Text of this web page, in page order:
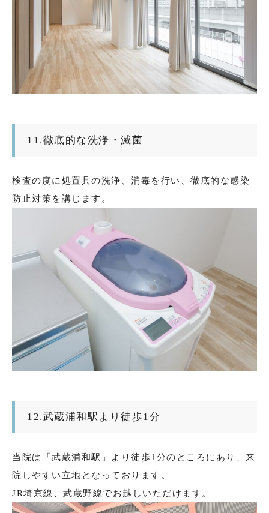
11.徹底的な洗浄・滅菌
検査の度に処置具の洗浄、消毒を行い、徹底的な感染
防止対策を講じます。
12.武蔵浦和駅より徒歩1分
当院は「武蔵浦和駅」より徒歩1分のところにあり、来
院しやすい立地となっております。
JR埼京線、武蔵野線でお越しいただけます。